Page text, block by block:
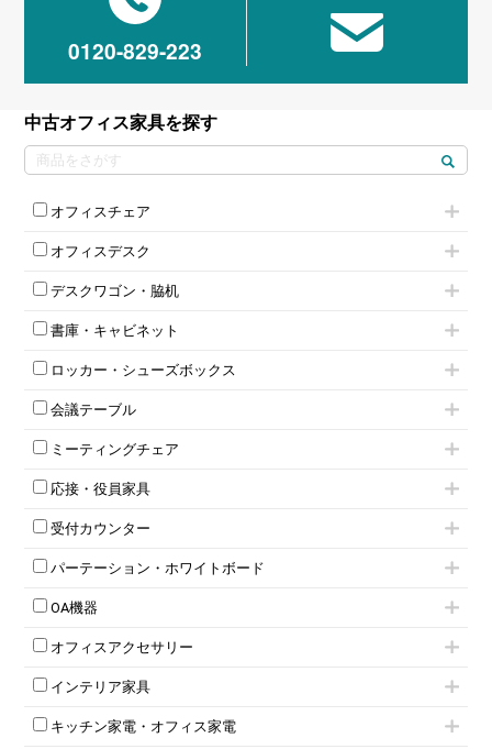
0120-829-223
中古オフィス家具を探す
オフィスチェア
肘無しチェア
役員チェア
高級チェア（多機能チェア）
オフィスチェアその他
オフィスデスク
フリーアドレスデスク（ベンチデスク）
昇降デスク
オフィスデスクその他
両袖机
デスクワゴン・脇机
インワゴン2段
インワゴン3段
脇机
ワゴンその他
書庫・キャビネット
ハイキャビネット
ローキャビネット
両開きキャビネット
スチールキャビネット
上下連結キャビネット
軽量ラック（スチールラック）
収納家具その他
両開書庫
ラテラル書庫
ロッカー・シューズボックス
1人用ロッカー
2人用ロッカー
3人用ロッカー
4人用ロッカー
5人用ロッカー
8人用ロッカー
多人数ロッカー
ダイヤル錠ロッカー
ダイヤル錠ロッカー
ワードローブ・クローゼット
会議テーブル
スタッキングテーブル
ネスティングテーブル
幕板付テーブル
カウンターテーブル
T字脚テーブル
会議テーブルW1200～
会議テーブルW1800～
平行スタックテーブル
会議テーブルその他
ミーティングチェア
キャスター付きミーティングチェア
スタッキングミーティングチェア
テーブル付きミーティングチェア
ネスティングミーティングチェア
折りたたみミーティングチェア
ハイチェア
ミーティングチェアその他
応接・役員家具
応接セット
応接ソファ
応接チェア
応接テーブル
応接・役員家具その他
受付カウンター
ローカウンター
ラウンジカウンター
受付カウンターその他
パーテーション・ホワイトボード
パーテーション
自立タイプパーテーション
パーテーションその他
脚付ホワイトボード
壁掛けホワイトボード
ホワイトボードその他
OA機器
電話機（ビジネスフォン）
シュレッダー
プロジェクター
スクリーン
オフィスアクセサリー
チェア用台車
演台・講演台・演説台
防音パネル
個室ブース
インテリア家具
モールドチェア
ダイニングチェア
キッチン家電・オフィス家電